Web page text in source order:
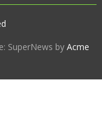
SuperNews byAcme